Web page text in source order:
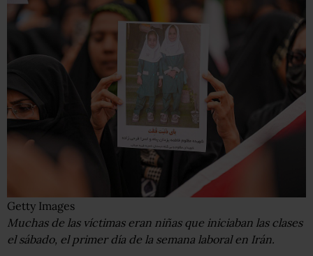
Getty Images
Muchas de las víctimas eran niñas que iniciaban las clases
el sábado, el primer día de la semana laboral en Irán.